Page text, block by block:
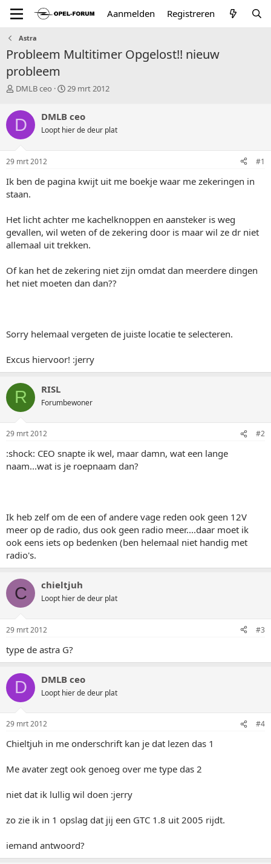
Aanmelden Registreren
Astra
Probleem Multitimer Opgelost!! nieuw
probleem
T
p
i
c
s
a
t
e
DMLB ceo
S
r
t
a
m
29 mrt 2012
D DMLB ceo
Loopt hier de deur plat
29 mrt 2012 #1
Ik ben de pagina kwijt uit me boekje waar me zekeringen in
staan.
Het licht achter me kachelknoppen en aansteker is weg
gevallen, wil weten of de zekering door is maar wil ze dr niet
allemaal uit trekken.
Of kan het de zekering niet zijn omdat dan meerdere dingen
het niet moeten dan dan??
Sorry helemaal vergeten de juiste locatie te selecteren.
Excus hiervoor! :jerry
R RISL
Forumbewoner
29 mrt 2012 #2
:shock: CEO snapte ik wel, maar damn, wat een lange
naam...wat is je roepnaam dan?
Ik heb zelf om de een of andere vage reden ook geen 12V
meer op de radio, dus ook geen radio meer....daar moet ik
ook eens iets op bedenken (ben helemaal niet handig met
radio's.
C chieltjuh
Loopt hier de deur plat
29 mrt 2012 #3
type de astra G?
D DMLB ceo
Loopt hier de deur plat
29 mrt 2012 #4
Chieltjuh in me onderschrift kan je dat lezen das 1
Me avater zegt ook genoeg over me type das 2
niet dat ik lullig wil doen :jerry
zo zie ik in 1 opslag dat jij een GTC 1.8 uit 2005 rijdt.
iemand antwoord?